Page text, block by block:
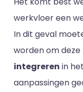
werkvloer een
In dit geval
worden om
integreren in
aanpassingen